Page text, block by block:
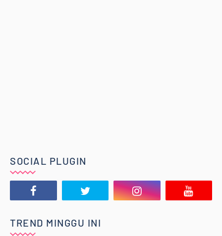
SOCIAL PLUGIN
TREND MINGGU INI